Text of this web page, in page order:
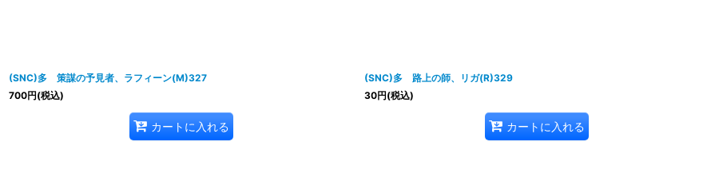
(SNC)多 策謀の予見者、ラフィーン(M)327
700円(税込)
カートに入れる
(SNC)多 路上の師、リガ(R)329
30円(税込)
カートに入れる